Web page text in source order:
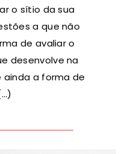
o sítio da sua
a que não
de avaliar o
desenvolve na
ainda a forma de